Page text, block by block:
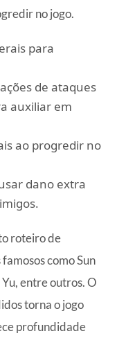
no jogo.
para
de ataques
auxiliar em
ao progredir no
dano extra
roteiro de
como Sun
entre outros. O
torna o jogo
profundidade